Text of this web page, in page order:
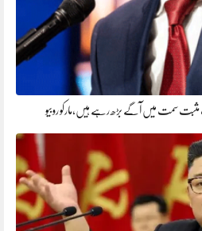
سمت میں آگے بڑھ رہے ہیں،مارکو روبیو